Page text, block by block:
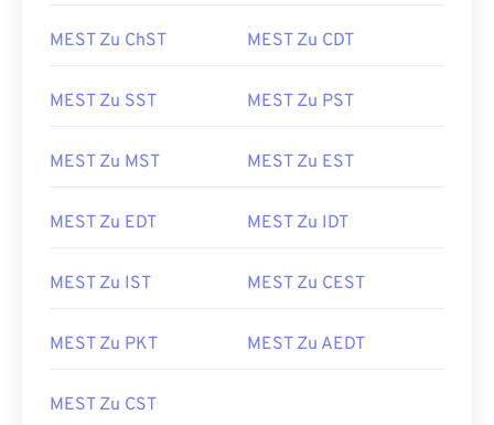
MEST Zu ChST MEST Zu CDT
MEST Zu SST MEST Zu PST
MEST Zu MST MEST Zu EST
MEST Zu EDT MEST Zu IDT
MEST Zu IST MEST Zu CEST
MEST Zu PKT MEST Zu AEDT
MEST Zu CST